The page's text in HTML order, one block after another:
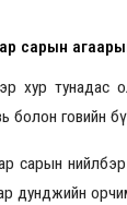
сарын
хур тунадас
болон
сарын
дунджийн